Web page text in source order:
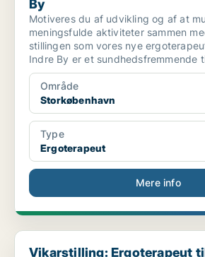
By
Motiveres du af udvikling og af at
meningsfulde aktiviteter sammen
stillingen som vores nye
Indre By er et sundhedsfremmende
Område
Storkøbenhavn
Type
Ergoterapeut
Mere info
Vikarstilling: Ergoterapeut til
Vikarstilling: Ergoterapeut